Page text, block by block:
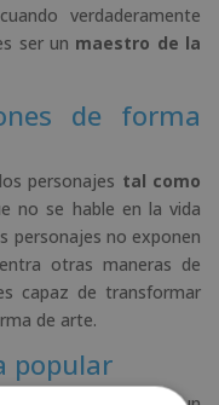
verdaderamente
ser un maestro de la
de forma
personajes tal como
no se hable en la vida
personajes no exponen
otras maneras de
capaz de transformar
de arte.
popular